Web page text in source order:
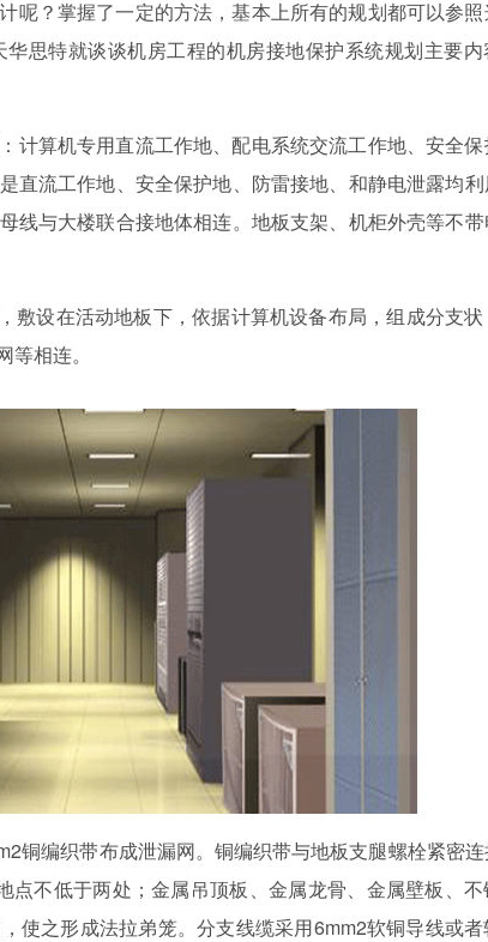
呢？掌握了一定的方法，基本上所有的规划都可以参
思特就谈谈机房工程的机房接地保护系统规划主要
算机专用直流工作地、配电系统交流工作地、安全保
直流工作地、安全保护地、防雷接地、和静电泄露均
线与大楼联合接地体相连。地板支架、机柜外壳等不
敷设在活动地板下，依据计算机设备布局，组成分支
相连。
铜编织带布成泄漏网。铜编织带与地板支腿螺栓紧密
不低于两处；金属吊顶板、金属龙骨、金属壁板、不
使之形成法拉弟笼。分支线缆采用6mm2软铜导线或